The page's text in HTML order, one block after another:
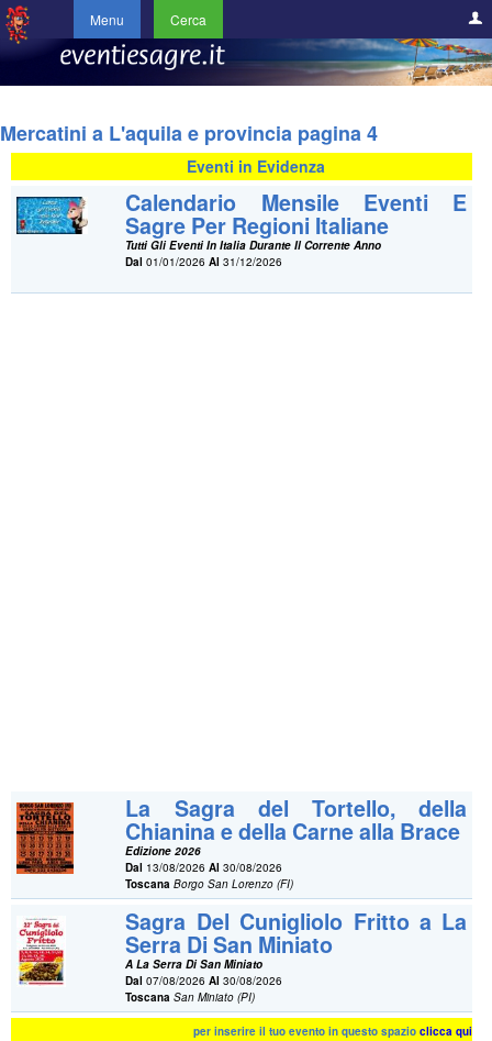
Menu Cerca
Mercatini a L'aquila e provincia pagina 4
Eventi in Evidenza
Calendario Mensile Eventi E
Sagre Per Regioni Italiane
Tutti Gli Eventi In Italia Durante Il Corrente Anno
Dal 01/01/2026Al 31/12/2026
La Sagra del Tortello, della
Chianina e della Carne alla Brace
Edizione 2026
Dal 13/08/2026Al 30/08/2026
Toscana Borgo San Lorenzo (FI)
Sagra Del Cunigliolo Fritto a La
Serra Di San Miniato
A La Serra Di San Miniato
Dal 07/08/2026Al 30/08/2026
Toscana San Miniato (PI)
per inserire il tuo evento in questo spazioclicca qui